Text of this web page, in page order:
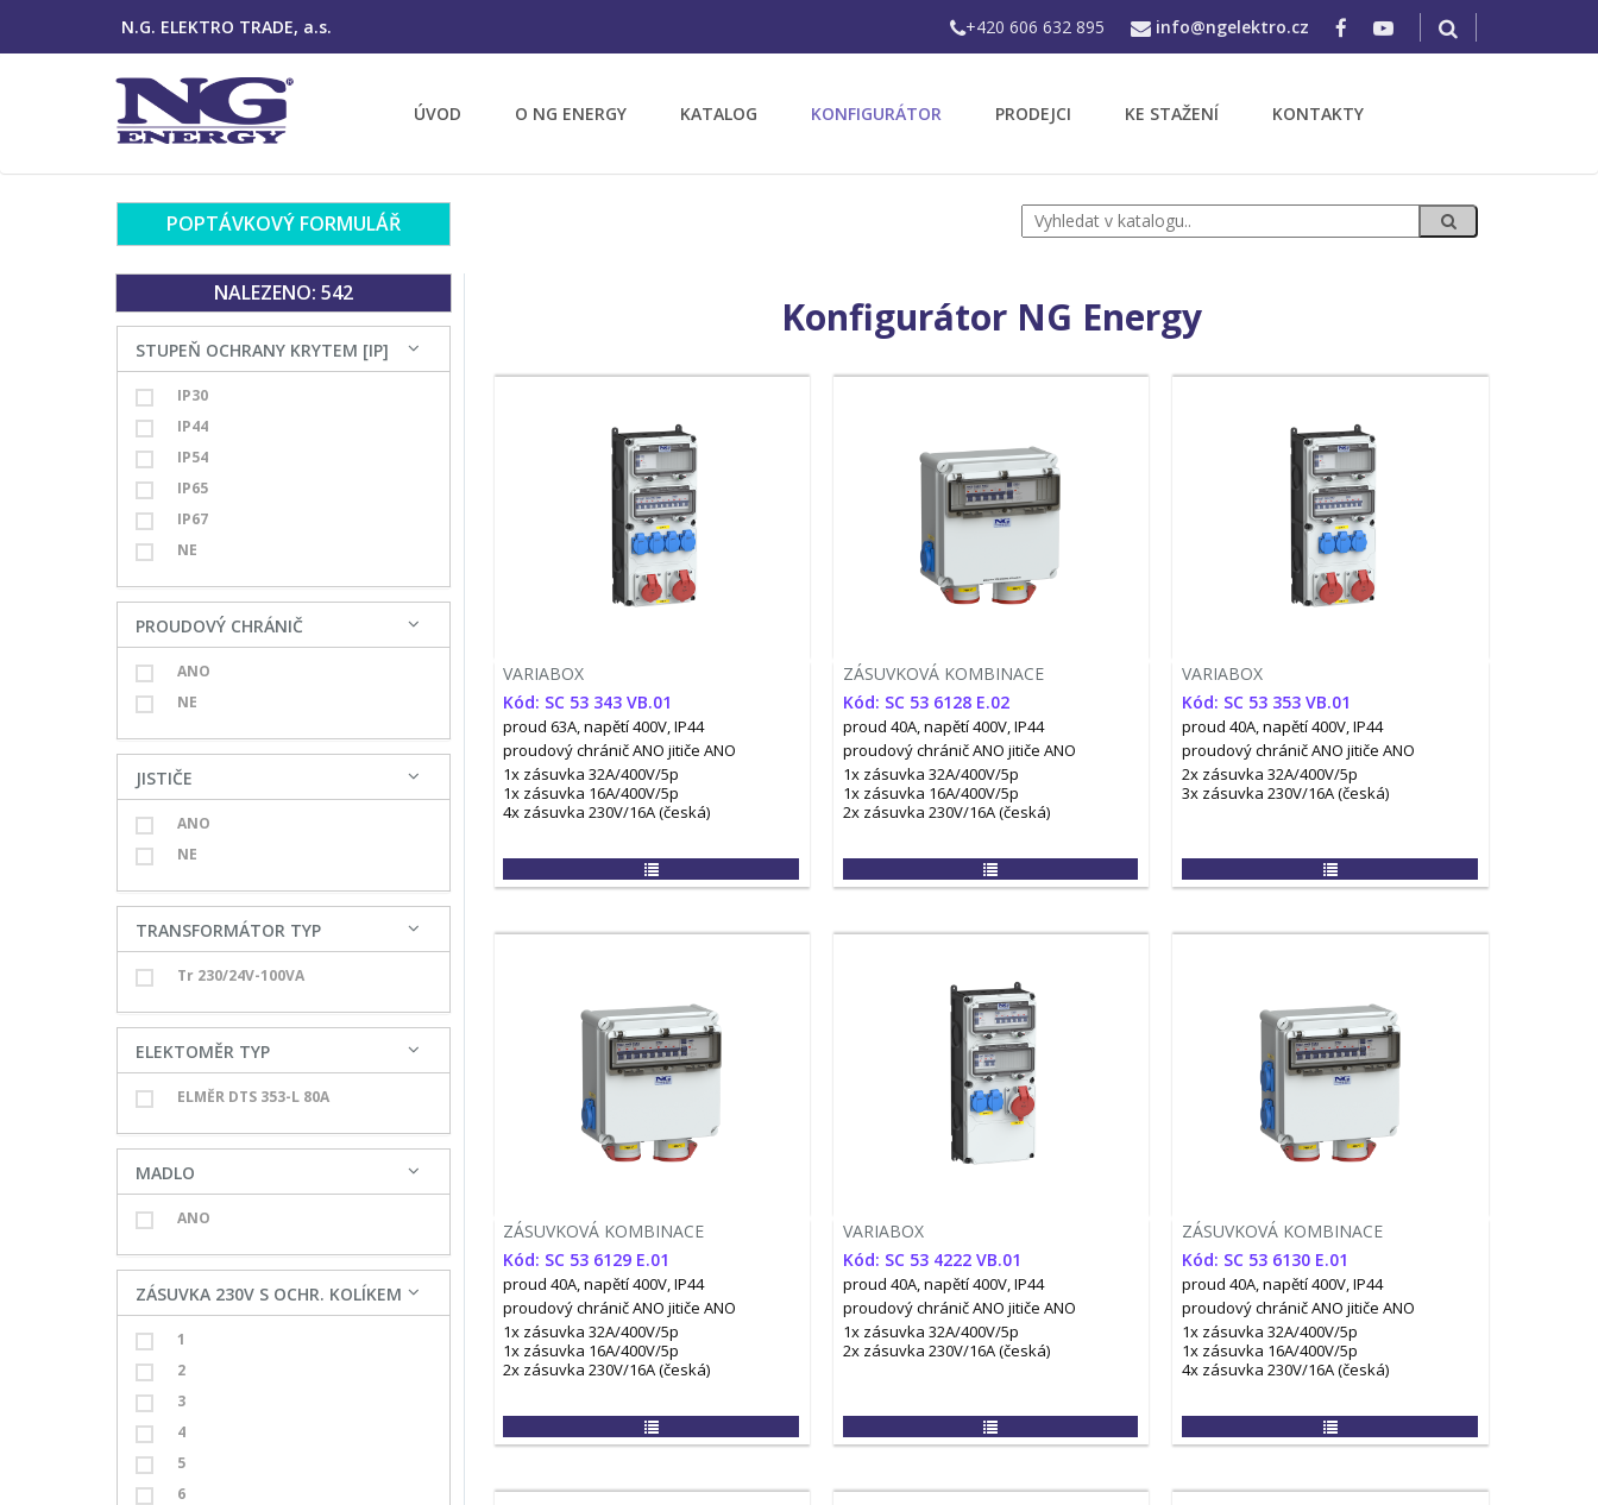
N.G. ELEKTRO TRADE, a.s. +420 606 632 895 info@ngelektro.cz
ÚVOD O NG ENERGY KATALOG KONFIGURÁTOR PRODEJCI KE STAŽENÍ KONTAKTY
POPTÁVKOVÝ FORMULÁŘ
NALEZENO: 542
STUPEŇ OCHRANY KRYTEM [IP]
IP30
IP44
IP54
IP65
IP67
NE
PROUDOVÝ CHRÁNIČ
ANO
NE
JISTIČE
ANO
NE
TRANSFORMÁTOR TYP
Tr 230/24V-100VA
ELEKTOMĚR TYP
ELMĚR DTS 353-L 80A
MADLO
ANO
ZÁSUVKA 230V S OCHR. KOLÍKEM
1
2
3
4
5
6
Konfigurátor NG Energy
VARIABOX
Kód: SC 53 343 VB.01
proud 63A, napětí 400V, IP44
proudový chránič ANO jitiče ANO
1x zásuvka 32A/400V/5p
1x zásuvka 16A/400V/5p
4x zásuvka 230V/16A (česká)
ZÁSUVKOVÁ KOMBINACE
Kód: SC 53 6128 E.02
proud 40A, napětí 400V, IP44
proudový chránič ANO jitiče ANO
1x zásuvka 32A/400V/5p
1x zásuvka 16A/400V/5p
2x zásuvka 230V/16A (česká)
VARIABOX
Kód: SC 53 353 VB.01
proud 40A, napětí 400V, IP44
proudový chránič ANO jitiče ANO
2x zásuvka 32A/400V/5p
3x zásuvka 230V/16A (česká)
ZÁSUVKOVÁ KOMBINACE
Kód: SC 53 6129 E.01
proud 40A, napětí 400V, IP44
proudový chránič ANO jitiče ANO
1x zásuvka 32A/400V/5p
1x zásuvka 16A/400V/5p
2x zásuvka 230V/16A (česká)
VARIABOX
Kód: SC 53 4222 VB.01
proud 40A, napětí 400V, IP44
proudový chránič ANO jitiče ANO
1x zásuvka 32A/400V/5p
2x zásuvka 230V/16A (česká)
ZÁSUVKOVÁ KOMBINACE
Kód: SC 53 6130 E.01
proud 40A, napětí 400V, IP44
proudový chránič ANO jitiče ANO
1x zásuvka 32A/400V/5p
1x zásuvka 16A/400V/5p
4x zásuvka 230V/16A (česká)